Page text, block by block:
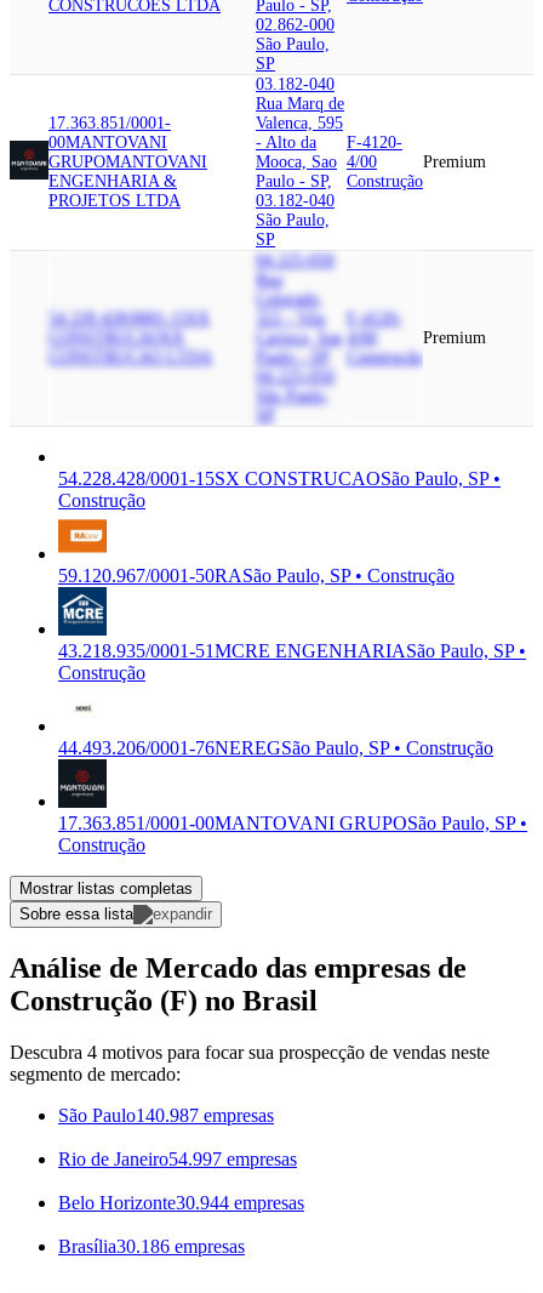
CONSTRUCOES LTDA
Paulo - SP,
02.862-000
São Paulo,
SP
17.363.851/0001-
00MANTOVANI
GRUPOMANTOVANI
ENGENHARIA &
PROJETOS LTDA
03.182-040
Rua Marq de
Valenca, 595
- Alto da
Mooca, Sao
Paulo - SP,
03.182-040
São Paulo,
SP
F-4120-
4/00
Construção
Premium
54.228.428/0001-15SX
CONSTRUCAO
CONSTRUCAO LTDA
04.225-050
Rua
Colorado,
322 - Vila
Carioca, Sao
Paulo - SP,
04.225-050
São Paulo,
F-4120-
4/00
Construção
Premium
54.228.428/0001-15SX CONSTRUCAOSão Paulo, SP •
Construção
59.120.967/0001-50RASão Paulo, SP • Construção
43.218.935/0001-51MCRE ENGENHARIASão Paulo, SP •
Construção
44.493.206/0001-76NEREGSão Paulo, SP • Construção
17.363.851/0001-00MANTOVANI GRUPOSão Paulo, SP •
Construção
Mostrar listas completas
Sobre essa lista
Análise de Mercado das empresas de
Construção (F) no Brasil
Descubra 4 motivos para focar sua prospecção de vendas neste
segmento de mercado:
São Paulo140.987 empresas
Rio de Janeiro54.997 empresas
Belo Horizonte30.944 empresas
Brasília30.186 empresas